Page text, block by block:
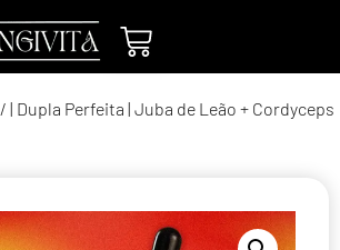
/ | Dupla Perfeita | Juba de Leão + Cordyceps